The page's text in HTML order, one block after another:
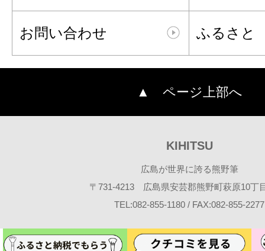
お問い合わせ ふるさと
▲ ページ上部へ
KIHITSU
広島が世界に誇る熊野筆
〒731-4213 広島県安芸郡熊野町萩原10丁
TEL:082-855-1180 / FAX:082-855-2277